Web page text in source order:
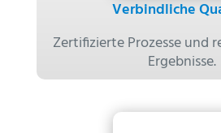
Verbindliche
Zertifizierte Prozesse und
Ergebnisse.